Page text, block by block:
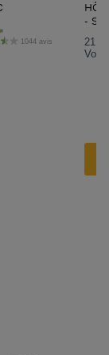
1044 avis
-
21.8
Voir